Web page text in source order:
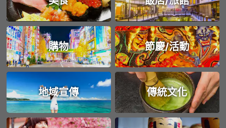
購物 節慶/活動
地域宣傳 傳統文化